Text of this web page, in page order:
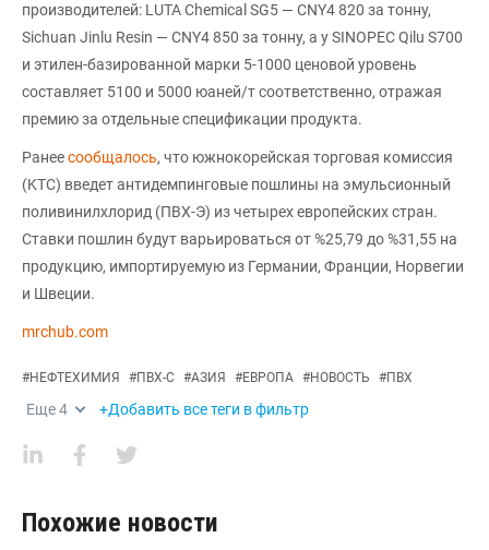
производителей: LUTA Chemical SG5 — CNY4 820 за тонну,
Sichuan Jinlu Resin — CNY4 850 за тонну, а у SINOPEC Qilu S700
и этилен-базированной марки 5-1000 ценовой уровень
составляет 5100 и 5000 юаней/т соответственно, отражая
премию за отдельные спецификации продукта.
Ранеесообщалось, что южнокорейская торговая комиссия
(KTC) введет антидемпинговые пошлины на эмульсионный
поливинилхлорид (ПВХ-Э) из четырех европейских стран.
Ставки пошлин будут варьироваться от %25,79 до %31,55 на
продукцию, импортируемую из Германии, Франции, Норвегии
и Швеции.
mrchub.com
#НЕФТЕХИМИЯ #ПВХ-С #АЗИЯ #ЕВРОПА #НОВОСТЬ #ПВХ
Еще4 +Добавить все теги в фильтр
Похожие новости